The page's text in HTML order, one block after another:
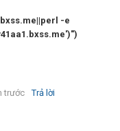
-e
trước
Trả lời